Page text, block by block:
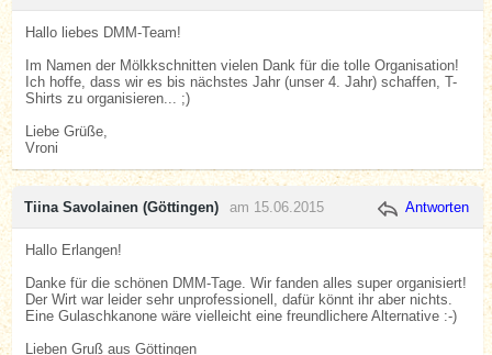
Hallo liebes DMM-Team!
Im Namen der Mölkkschnitten vielen Dank für die tolle Organisation!
Ich hoffe, dass wir es bis nächstes Jahr (unser 4. Jahr) schaffen, T-
Shirts zu organisieren... ;)
Liebe Grüße,
Vroni
Tiina Savolainen (Göttingen) am 15.06.2015 Antworten
Hallo Erlangen!
Danke für die schönen DMM-Tage. Wir fanden alles super organisiert!
Der Wirt war leider sehr unprofessionell, dafür könnt ihr aber nichts.
Eine Gulaschkanone wäre vielleicht eine freundlichere Alternative :-)
Lieben Gruß aus Göttingen